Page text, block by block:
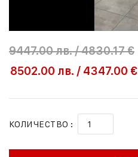
9447.00лв./4830.17 €
8502.00 лв. / 4347.00 €
КОЛИЧЕСТВО :